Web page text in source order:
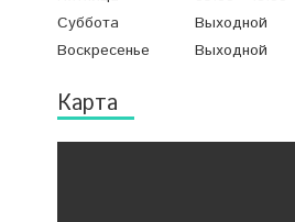
Суббота
Выходной
Воскресенье
Выходной
Карта